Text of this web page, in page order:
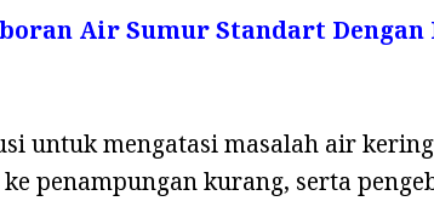
Air Sumur Standart Dengan
untuk mengatasi masalah air
penampungan kurang, serta